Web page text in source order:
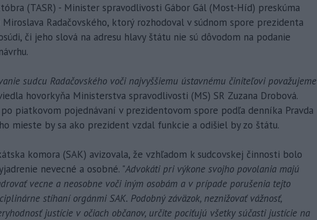
(TASR) - Minister spravodlivosti Gábor Gál (Most-Híd) preskúma
Miroslava Radačovského, ktorý rozhodoval v súdnom spore prezidenta
či jeho slová na adresu hlavy štátu nie sú dôvodom na podanie
sudcu Radačovského voči najvyššiemu ústavnému činiteľovi považujeme
hovorkyňa Ministerstva spravodlivosti (MS) SR Zuzana Drobová.
po piatkovom pojednávaní v prezidentovom spore podľa denníka Pravda
mieste by sa ako prezident vzdal funkcie a odišiel by zo štátu.
komora (SAK) avizovala, že vzhľadom k sudcovskej činnosti bolo
nevecné a osobné. "Advokáti pri výkone svojho povolania majú
vecne a neosobne voči iným osobám a v prípade porušenia tejto
stíhaní orgánmi SAK. Podobný záväzok, neznižovať vážnosť,
justície v očiach občanov, určite pociťujú všetky súčasti justície na